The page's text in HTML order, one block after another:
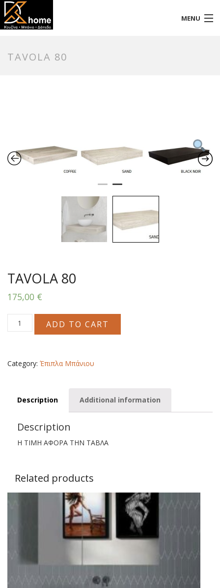
MENU
TAVOLA 80
TAVOLA 80
175,00 €
TAVOLA
80
ADD TO CART
Category: Έπιπλα Μπάνιου
Description Additional information
Description
Η ΤΙΜΗ ΑΦΟΡΑ ΤΗΝ ΤΑΒΛΑ
Related products